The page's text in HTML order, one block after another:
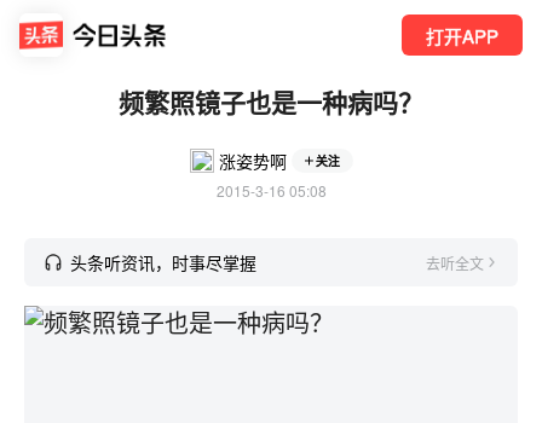
打开APP
频繁照镜子也是一种病吗？
涨姿势啊 关注
2015-3-16 05:08
头条听资讯，时事尽掌握 去听全文